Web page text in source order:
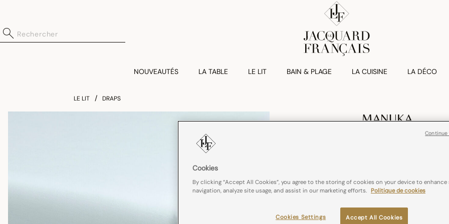
NOUVEAUTÉS LA TABLE LE LIT BAIN & PLAGE LA CUISINE LA DÉCO
LE LIT DRAPS
MANUKA
Drap Housse
Couleurs :Ciel
Cookies
By clicking “Accept All Cookies”, you agree to the storing of cookies on your device to enhance
navigation, analyze site usage, and assist in our marketing efforts. Politique de cookies
Accept All Cookies
Cookies Settings